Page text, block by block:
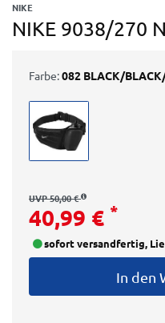
NIKE
NIKE 9038/270
Farbe:082 BLACK/
UVP 50,00 €
40,99 € *
sofort versandfertig,
In den